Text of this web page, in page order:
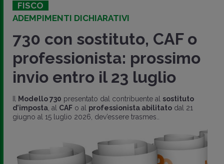
FISCO
ADEMPIMENTI DICHIARATIVI
730 con sostituto, CAF o
professionista: prossimo
invio entro il 23 luglio
Il Modello 730 presentato dal contribuente al sostituto
d’imposta, al CAF o al professionista abilitato dal 21
giugno al 15 luglio 2026, dev’essere trasmes..